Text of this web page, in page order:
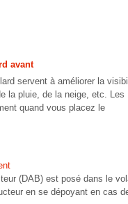
avant
servent à améliorer la
la pluie, de la neige, etc. Les
quand vous placez le
(DAB) est posé dans le
en se dépoyant en cas